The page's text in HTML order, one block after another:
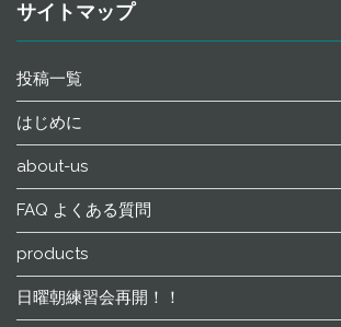
サイトマップ
投稿一覧
はじめに
about-us
FAQ よくある質問
products
日曜朝練習会再開！！